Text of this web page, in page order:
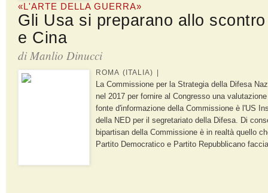
«L'ARTE DELLA GUERRA»
Gli Usa si preparano allo
e Cina
di Manlio Dinucci
ROMA (ITALIA) |
La Commissione per la Strategia della Difesa
nel 2017 per fornire al Congresso una
fonte d'informazione della Commissione è l'US
della NED per il segretariato della Difesa. Di
bipartisan della Commissione è in realtà quello
Partito Democratico e Partito Repubblicano